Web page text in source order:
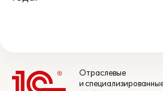
Отраслевые
и